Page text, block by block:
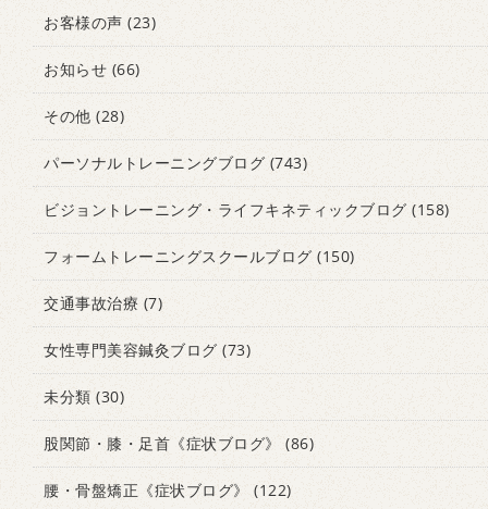
お客様の声 (23)
お知らせ (66)
その他 (28)
パーソナルトレーニングブログ (743)
ビジョントレーニング・ライフキネティックブログ (158)
フォームトレーニングスクールブログ (150)
交通事故治療 (7)
女性専門美容鍼灸ブログ (73)
未分類 (30)
股関節・膝・足首《症状ブログ》 (86)
腰・骨盤矯正《症状ブログ》 (122)